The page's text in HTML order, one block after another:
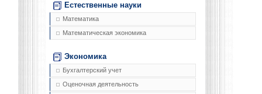
Естественные науки
Математика
Математическая экономика
Экономика
Бухгалтерский учет
Оценочная деятельность